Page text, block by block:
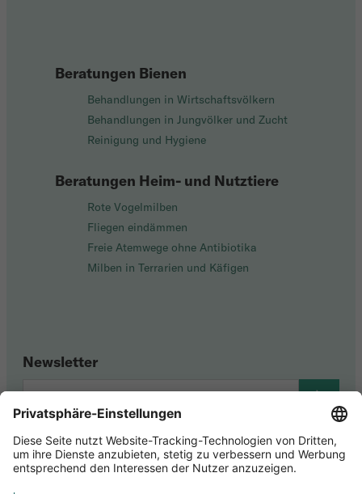
Beratungen Bienen
Behandlungen in Wirtschaftsvölkern
Behandlungen in Jungvölker und Zucht
Reinigung und Hygiene
Beratungen Heim- und Nutztiere
Rote Vogelmilben
Fliegen eindämmen
Freie Atemwege ohne Antibiotika
Milben in Terrarien und Käfigen
Newsletter
Youtube